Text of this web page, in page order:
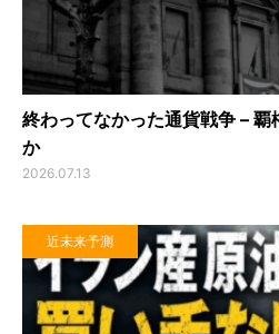
終わってなかった通貨戦争 – 覇
か
2026.07.13
近未来予測